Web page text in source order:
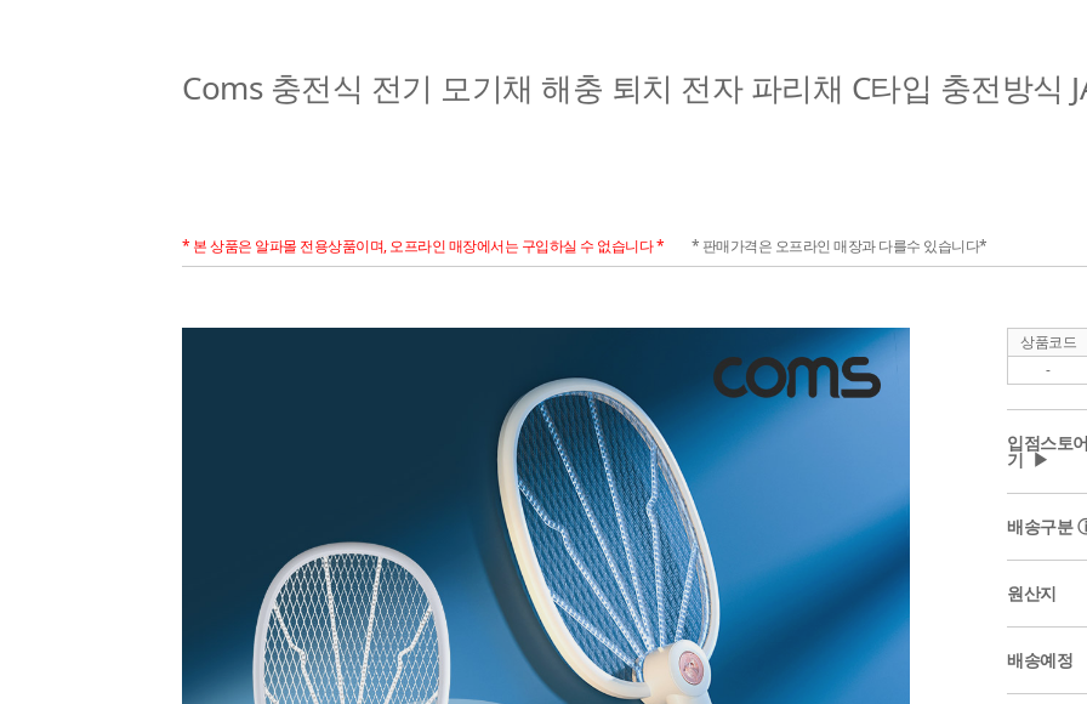
Coms 충전식 전기 모기채 해충 퇴치 전자 파리채 C타입 충전방식
* 본 상품은 알파몰 전용상품이며, 오프라인 매장에서는 구입하실 수 없습니다 * * 판매가격은 오프라인 매장과 다를수 있습니다*
상품코드
-
입점스토
기 ▶
배송구분
원산지
배송예정